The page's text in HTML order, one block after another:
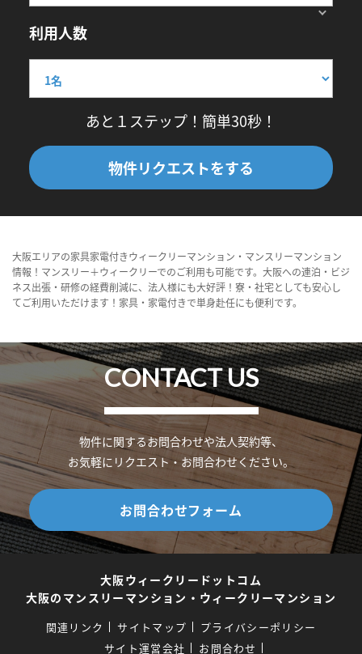
利用人数
あと１ステップ！簡単30秒！
物件リクエストをする
大阪エリアの家具家電付きウィークリーマンション・マンスリーマンション
情報！マンスリー＋ウィークリーでのご利用も可能です。大阪への連泊・ビジ
ネス出張・研修の経費削減に、法人様にも大好評！寮・社宅としても安心し
てご利用いただけます！家具・家電付きで単身赴任にも便利です。
CONTACT US
物件に関するお問合わせや法人契約等、
お気軽にリクエスト・お問合わせください。
お問合わせフォーム
大阪ウィークリードットコム
大阪のマンスリーマンション・ウィークリーマンション
関連リンク サイトマップ
プライバシーポリシー
サイト運営会社
お問合わせ